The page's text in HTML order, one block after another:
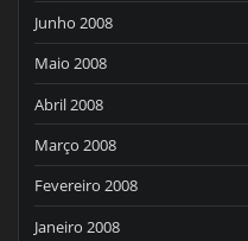
Junho 2008
Maio 2008
Abril 2008
Março 2008
Fevereiro 2008
Janeiro 2008